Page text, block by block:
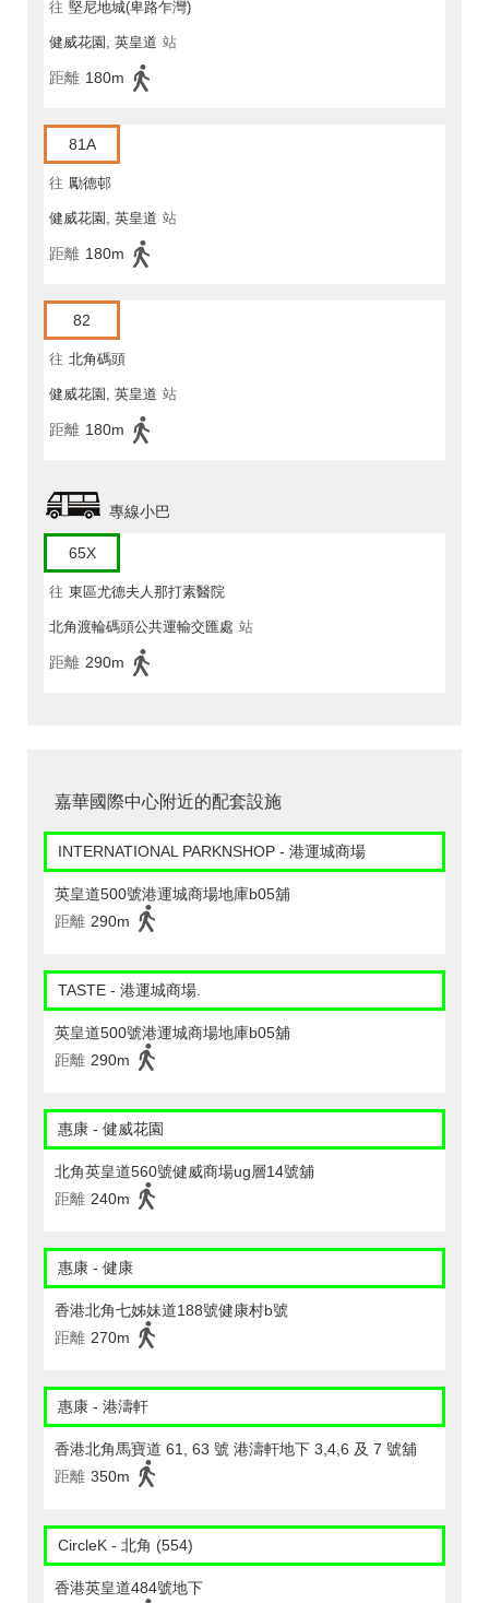
往 堅尼地城(卑路乍灣)
健威花園, 英皇道 站
距離 180m
81A
往 勵德邨
健威花園, 英皇道 站
距離 180m
82
往 北角碼頭
健威花園, 英皇道 站
距離 180m
專線小巴
65X
往 東區尤德夫人那打素醫院
北角渡輪碼頭公共運輸交匯處 站
距離 290m
嘉華國際中心附近的配套設施
INTERNATIONAL PARKNSHOP - 港運城商場
英皇道500號港運城商場地庫b05舖
距離 290m
TASTE - 港運城商場.
英皇道500號港運城商場地庫b05舖
距離 290m
惠康 - 健威花園
北角英皇道560號健威商場ug層14號舖
距離 240m
惠康 - 健康
香港北角七姊妹道188號健康村b號
距離 270m
惠康 - 港濤軒
香港北角馬寶道 61, 63 號 港濤軒地下 3,4,6 及 7 號舖
距離 350m
CircleK - 北角 (554)
香港英皇道484號地下